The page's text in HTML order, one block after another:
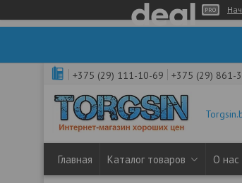
+375 (29) 111-10-69 +375 (29) 861-
Главная Каталог товаров О нас